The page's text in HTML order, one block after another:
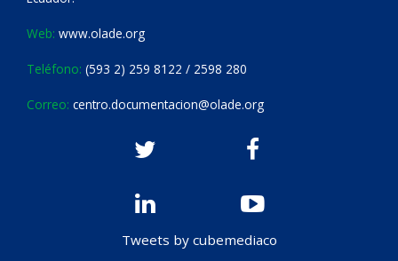
Web: www.olade.org
Teléfono: (593 2) 259 8122 / 2598 280
Correo: centro.documentacion@olade.org
Tweets by cubemediaco